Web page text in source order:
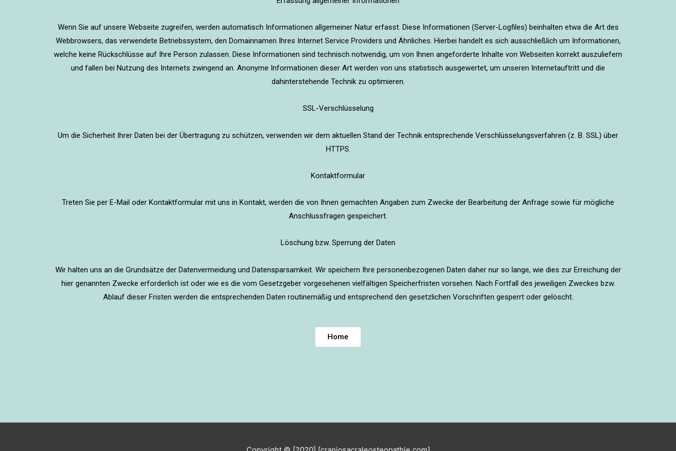
Wenn Sie auf unsere Webseite zugreifen, werden automatisch Informationen allgemeiner Natur erfasst. Diese Informationen (Server-Logfiles) beinhalten etwa die Art des
Webbrowsers, das verwendete Betriebssystem, den Domainnamen Ihres Internet Service Providers und Ähnliches. Hierbei handelt es sich ausschließlich um Informationen,
welche keine Rückschlüsse auf Ihre Person zulassen. Diese Informationen sind technisch notwendig, um von Ihnen angeforderte Inhalte von Webseiten korrekt auszuliefern
und fallen bei Nutzung des Internets zwingend an. Anonyme Informationen dieser Art werden von uns statistisch ausgewertet, um unseren Internetauftritt und die
dahinterstehende Technik zu optimieren.
SSL-Verschlüsselung
Um die Sicherheit Ihrer Daten bei der Übertragung zu schützen, verwenden wir dem aktuellen Stand der Technik entsprechende Verschlüsselungsverfahren (z. B. SSL) über
HTTPS.
Kontaktformular
Treten Sie per E-Mail oder Kontaktformular mit uns in Kontakt, werden die von Ihnen gemachten Angaben zum Zwecke der Bearbeitung der Anfrage sowie für mögliche
Anschlussfragen gespeichert.
Löschung bzw. Sperrung der Daten
Wir halten uns an die Grundsätze der Datenvermeidung und Datensparsamkeit. Wir speichern Ihre personenbezogenen Daten daher nur so lange, wie dies zur Erreichung der
hier genannten Zwecke erforderlich ist oder wie es die vom Gesetzgeber vorgesehenen vielfältigen Speicherfristen vorsehen. Nach Fortfall des jeweiligen Zweckes bzw.
Ablauf dieser Fristen werden die entsprechenden Daten routinemäßig und entsprechend den gesetzlichen Vorschriften gesperrt oder gelöscht.
Home